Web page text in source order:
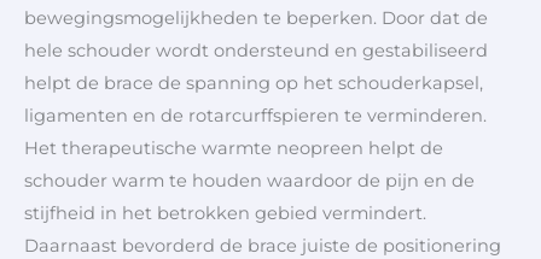
bewegingsmogelijkheden te beperken. Door dat de
hele schouder wordt ondersteund en gestabiliseerd
helpt de brace de spanning op het schouderkapsel,
ligamenten en de rotarcurffspieren te verminderen.
Het therapeutische warmte neopreen helpt de
schouder warm te houden waardoor de pijn en de
stijfheid in het betrokken gebied vermindert.
Daarnaast bevorderd de brace juiste de positionering